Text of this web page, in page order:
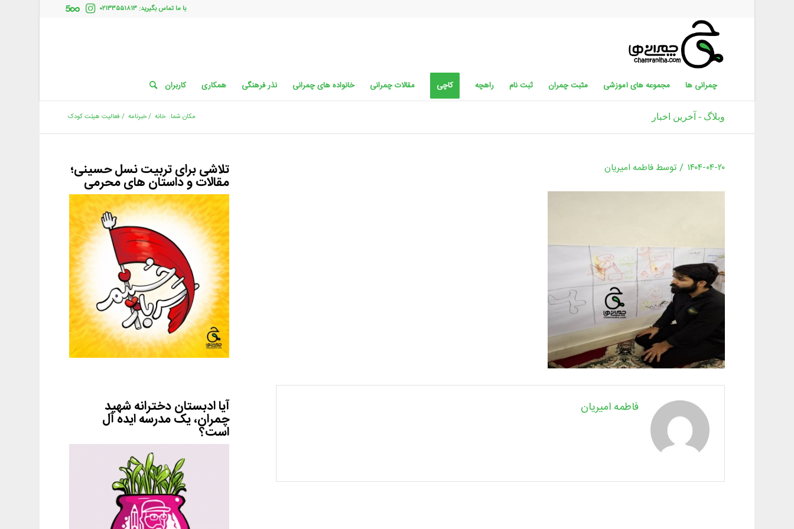
با ما تماس بگیرید: ۰۲۱۳۳۵۵۱۸۱۳
چمرانی ها مجموعه های آموزشی مثبت چمران ثبت نام راهچه کاچی مقالات چمرانی خانواده های چمرانی نذر فرهنگی همکاری کاربران
وبلاگ - آخرین اخبار مکان شما: خانه /خبرنامه / فعالیت هیئت کودک
۱۴۰۴-۰۴-۲۰ / توسطفاطمه امیریان
فاطمه امیریان
تلاشی برای تربیت نسل حسینی؛
مقالات و داستان های محرمی
آیا ادبستان دخترانه شهید
چمران، یک مدرسه ایده آل
است؟